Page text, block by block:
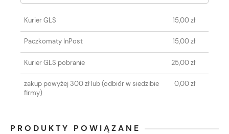
Kurier GLS 15,00 zł
Paczkomaty InPost 15,00 zł
Kurier GLS pobranie 25,00 zł
zakup powyżej 300 zł lub(odbiór w siedzibie
firmy)
0,00 zł
PRODUKTY POWIĄZANE